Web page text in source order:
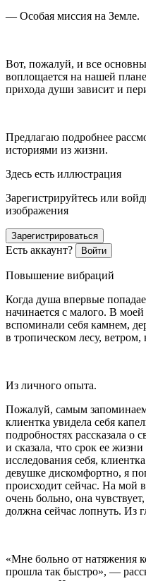
— Особая миссия на Земле.
Вот, пожалуй, и все
воплощается на нашей
прихода души зависит и
Предлагаю подробнее
историями из жизни.
Здесь есть иллюстрация
Зарегистрируйтесь или
изображения
Зарегистрироваться
Есть аккаунт? Войти
Повышение вибраций
Когда душа впервые
начинается с малого. В
вспоминали себя камнем,
в тропическом лесу,
Из личного опыта.
Пожалуй, самым
клиентка увидела себя
подробностях рассказала о
и сказала, что срок ее
исследования себя,
девушке дискомфортно, я
происходит сейчас. На мой
очень больно, она
должна сейчас лопнуть. Из
«Мне больно от натяжения
прошла так быстро», —